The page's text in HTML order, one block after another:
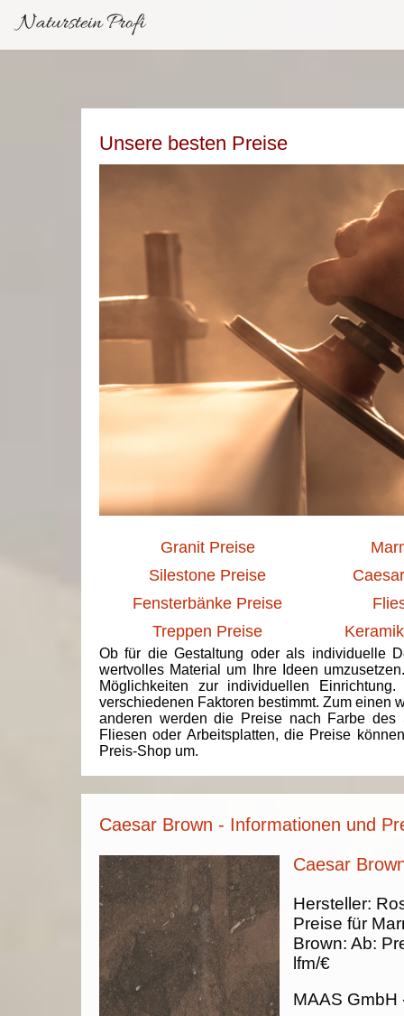
Naturstein Profi
Unsere besten Preise
Granit Preise
Silestone Preise
Fensterbänke Preise
Treppen Preise
Ob für die Gestaltung oder als individuelle
wertvolles Material um Ihre Ideen
Möglichkeiten zur individuellen
verschiedenen Faktoren bestimmt. Zum einen
anderen werden die Preise nach Farbe des
Fliesen oder Arbeitsplatten, die Preise
Preis-Shop um.
Caesar Brown - Informationen und
Caesar
Hersteller:
Preise für
Brown: Ab:
lfm/€
MAAS GmbH